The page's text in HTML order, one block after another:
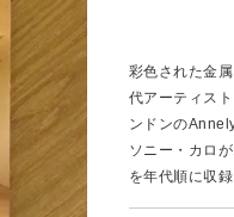
彩色された金
代アーティス
ンドンの
ソニー・カロ
を年代順に収